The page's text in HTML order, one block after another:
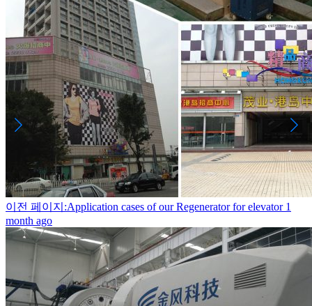
이전 페이지:Application cases of our Regenerator for elevator 1
month ago